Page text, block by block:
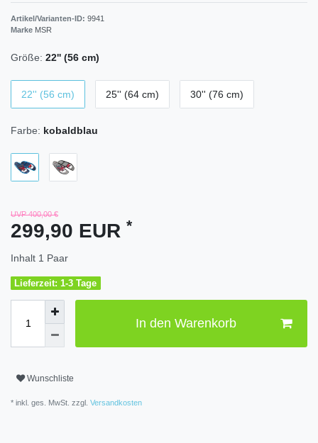
Artikel/Varianten-ID: 9941
Marke MSR
Größe: 22'' (56 cm)
22'' (56 cm) 25'' (64 cm) 30'' (76 cm)
Farbe: kobaldblau
UVP 400,00 €
299,90 EUR *
Inhalt 1 Paar
Lieferzeit: 1-3 Tage
In den Warenkorb
Wunschliste
* inkl. ges. MwSt. zzgl. Versandkosten